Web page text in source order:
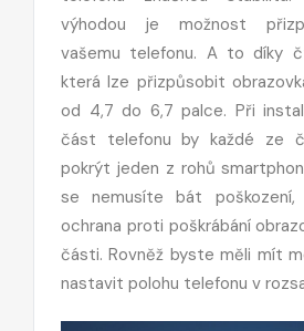
výhodou je možnost
vašemu telefonu. A to díky
která lze přizpůsobit
od 4,7 do 6,7 palce. Při
část telefonu by každé ze
pokrýt jeden z rohů
se nemusíte bát
ochrana proti poškrábání
části. Rovněž byste měli mít
nastavit polohu telefonu v